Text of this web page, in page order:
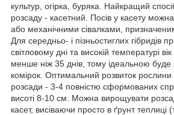
культур, огірка, буряка. Найкращий
розсаду - касетний. Посів у касету
або механічними сівалками,
Для середньо- і пізньостиглих гібридів
світловому дні та високій температурі
менше ніж 35 днів, тому ідеальною буде
комірок. Оптимальний розвиток
розсади - 3-4 повністю сформованих
висоті 8-10 см. Можна вирощувати
касет, висіваючи просто в ґрунт теплиці